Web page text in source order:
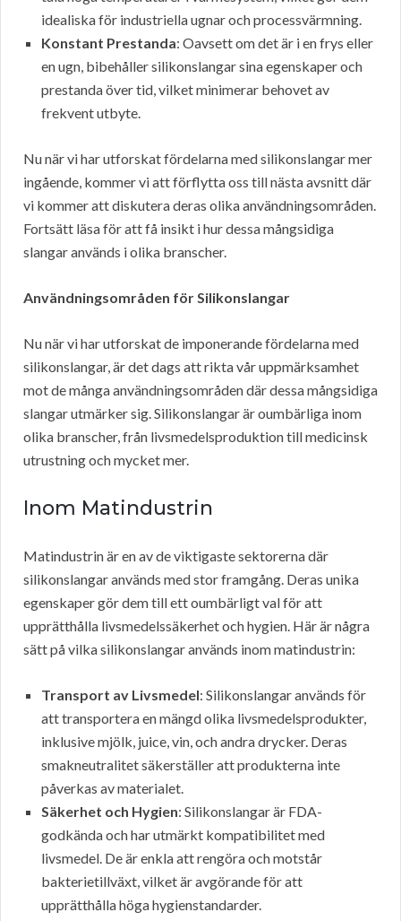
idealiska för industriella ugnar och processvärmning.
Konstant Prestanda: Oavsett om det är i en frys eller
en ugn, bibehåller silikonslangar sina egenskaper och
prestanda över tid, vilket minimerar behovet av
frekvent utbyte.
Nu när vi har utforskat fördelarna med silikonslangar mer
ingående, kommer vi att förflytta oss till nästa avsnitt där
vi kommer att diskutera deras olika användningsområden.
Fortsätt läsa för att få insikt i hur dessa mångsidiga
slangar används i olika branscher.
Användningsområden för Silikonslangar
Nu när vi har utforskat de imponerande fördelarna med
silikonslangar, är det dags att rikta vår uppmärksamhet
mot de många användningsområden där dessa mångsidiga
slangar utmärker sig. Silikonslangar är oumbärliga inom
olika branscher, från livsmedelsproduktion till medicinsk
utrustning och mycket mer.
Inom Matindustrin
Matindustrin är en av de viktigaste sektorerna där
silikonslangar används med stor framgång. Deras unika
egenskaper gör dem till ett oumbärligt val för att
upprätthålla livsmedelssäkerhet och hygien. Här är några
sätt på vilka silikonslangar används inom matindustrin:
Transport av Livsmedel: Silikonslangar används för
att transportera en mängd olika livsmedelsprodukter,
inklusive mjölk, juice, vin, och andra drycker. Deras
smakneutralitet säkerställer att produkterna inte
påverkas av materialet.
Säkerhet och Hygien: Silikonslangar är FDA-
godkända och har utmärkt kompatibilitet med
livsmedel. De är enkla att rengöra och motstår
bakterietillväxt, vilket är avgörande för att
upprätthålla höga hygienstandarder.